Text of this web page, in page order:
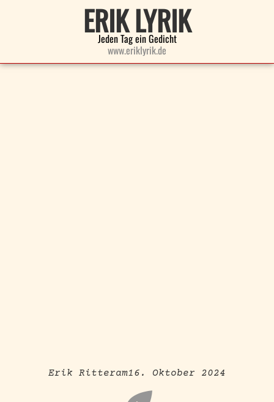
ERIK LYRIK
Jeden Tag ein Gedicht
www.eriklyrik.de
Erik Ritteram16. Oktober 2024